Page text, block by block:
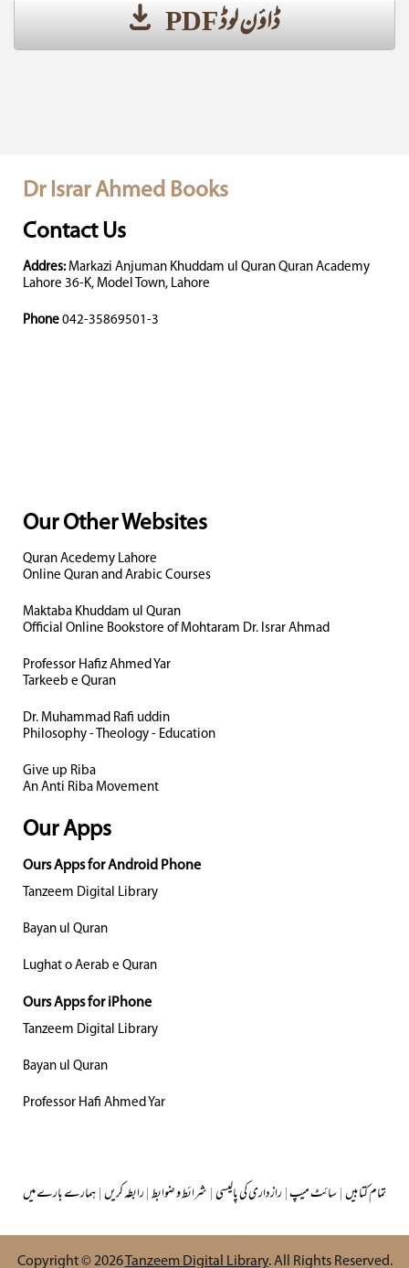
ڈاؤن لوڈ PDF
Dr Israr Ahmed Books
Contact Us
Addres: Markazi Anjuman Khuddam ul Quran Quran Academy
Lahore 36-K, Model Town, Lahore
Phone 042-35869501-3
Our Other Websites
Quran Acedemy Lahore
Online Quran and Arabic Courses
Maktaba Khuddam ul Quran
Official Online Bookstore of Mohtaram Dr. Israr Ahmad
Professor Hafiz Ahmed Yar
Tarkeeb e Quran
Dr. Muhammad Rafi uddin
Philosophy - Theology - Education
Give up Riba
An Anti Riba Movement
Our Apps
Ours Apps for Android Phone
Tanzeem Digital Library
Bayan ul Quran
Lughat o Aerab e Quran
Ours Apps for iPhone
Tanzeem Digital Library
Bayan ul Quran
Professor Hafi Ahmed Yar
ہمارے بارے میں|رابطہ کریں|شرائط و ضوابط|رازداری کی پالیسی|سائٹ میپ|تمام کتابیں
Copyright © 2026Tanzeem Digital Library. All Rights Reserved.